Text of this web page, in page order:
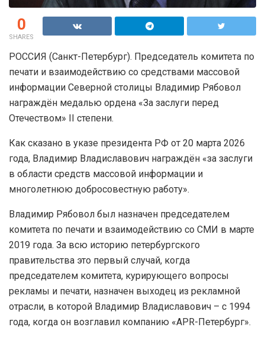
0
SHARES
РОССИЯ (Санкт-Петербург). Председатель комитета по
печати и взаимодействию со средствами массовой
информации Северной столицы Владимир Рябовол
награждён медалью ордена «За заслуги перед
Отечеством» II степени.
Как сказано в указе президента РФ от 20 марта 2026
года, Владимир Владиславович награждён «за заслуги
в области средств массовой информации и
многолетнюю добросовестную работу».
Владимир Рябовол был назначен председателем
комитета по печати и взаимодействию со СМИ в марте
2019 года. За всю историю петербургского
правительства это первый случай, когда
председателем комитета, курирующего вопросы
рекламы и печати, назначен выходец из рекламной
отрасли, в которой Владимир Владиславович – с 1994
года, когда он возглавил компанию «APR-Петербург».